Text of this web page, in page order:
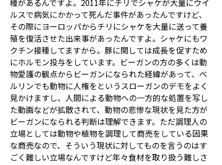
ルスで病気にかかって死んだ事件があったんですけど、
その際にヨーロッパからチリにシャケを大量に送って養
殖を復活させた出来事があったんですよ。シャケにもワ
クチン接種してますから。豚に関しては成長を促すため
にホルモン投与をしています。ビーガンの方の多くは動
物愛護の観点からビーガンになられた経緯があって、ベ
ルリンでも動物に人権をというスローガンのデモをよく
見かけますし、人間による動物への一方的な処置を写し
た動画などが拡散されて、動物の悲惨な現状を見た方が
ビーガンになられる判断は理解できます。ただ調理人の
立場としては動物や植物を調理して商売をしている因果
な商売なので、そういう現状に対してものを言うのはす
ごく難しい立場なんですけど年々食材を取り扱う難しさ